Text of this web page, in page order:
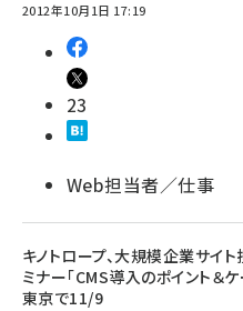
2012年10月1日 17:19
23
Web担当者／仕事
キノトロープ、大規模企業サイ
ミナー「CMS導入のポイント＆ケ
東京で11/9